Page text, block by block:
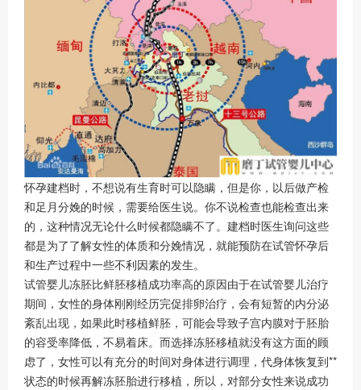
怀孕建档时，不想说有生育时可以隐瞒，但是你，以后做产检
和足月分娩的时候，需要给医生说。你不说检查也能检查出来
的，这种情况无论什么时候都隐瞒不了。建档时医生询问这些
都是为了了解女性的体质和分娩情况，就能预防在试管怀孕后
和生产过程中一些不利因素的发生。
试管婴儿冻胚比鲜胚移植成功率高的原因由于在试管婴儿治疗
期间，女性的身体刚刚经历完促排卵治疗，会有短暂的内分泌
紊乱出现，如果此时移植鲜胚，可能会导致子宫内膜对于胚胎
的容受率降低，不易着床。而选择冻胚移植就没有这方面的顾
虑了，女性可以有充分的时间对身体进行调理，代身体恢复到**
状态的时候再解冻胚胎进行移植，所以，对部分女性来说成功